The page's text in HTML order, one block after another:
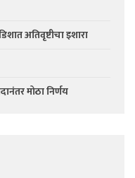
अतिवृष्टीचा इशारा
मोठा निर्णय